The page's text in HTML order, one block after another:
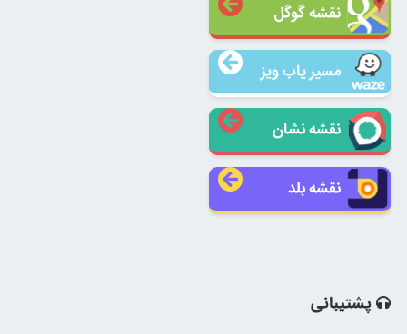
نقشه گوگل
مسیر یاب ویز
نقشه نشان
نقشه بلد
پشتیبانی